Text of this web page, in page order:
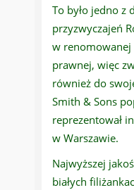
To było jedno z
przyzwyczajeń
w
prawnej, więc
również do
Smith & Sons
reprezentował
w Warszawie.
Najwyższej
białych